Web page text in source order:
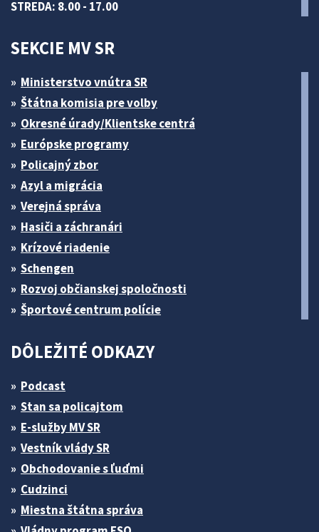
STREDA: 8.00 - 17.00
SEKCIE MV SR
Ministerstvo vnútra SR
Štátna komisia pre volby
Okresné úrady/Klientske centrá
Európske programy
Policajný zbor
Azyl a migrácia
Verejná správa
Hasiči a záchranári
Krízové riadenie
Schengen
Rozvoj občianskej spoločnosti
Športové centrum polície
DÔLEŽITÉ ODKAZY
Podcast
Stan sa policajtom
E-služby MV SR
Vestník vlády SR
Obchodovanie s ľuďmi
Cudzinci
Miestna štátna správa